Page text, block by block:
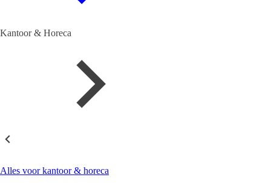
Kantoor & Horeca
Alles voor kantoor & horeca